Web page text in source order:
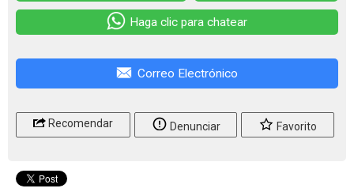
Haga clic para chatear
Correo Electrónico
Recomendar Denunciar Favorito